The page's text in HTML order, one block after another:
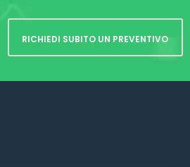
RICHIEDI SUBITO UN PREVENTIVO